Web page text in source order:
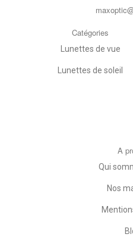
Catégories
Lunettes de vue
Lunettes de soleil
A
Qui
Nos